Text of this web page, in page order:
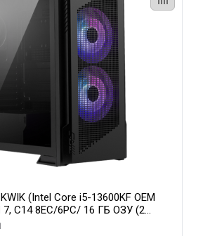
(Intel Core i5-13600KF OEM
7, C14 8EC/6PC/ 16 ГБ ОЗУ (2
GAMINGPRO OC 16GB GDDR7